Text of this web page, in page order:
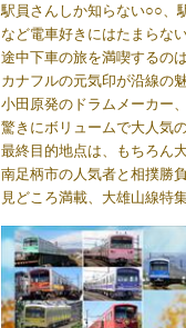
駅員さんしか知らない○○、
など電車好きにはたまらな
途中下車の旅を満喫するの
カナフルの元気印が沿線の
小田原発のドラムメーカー
驚きにボリュームで大人気
最終目的地点は、もちろん
南足柄市の人気者と相撲勝
見どころ満載、大雄山線特